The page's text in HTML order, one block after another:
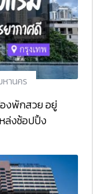
านคร
งพักสวย อยู่
ล่งช้อปปิ้ง